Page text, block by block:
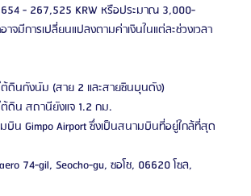
- 267,525 KRW หรือประมาณ 3,000-
าจมีการเปลี่ยนแปลงตามค่าเงินในแต่ละช่วงเวลา
ดินกังนัม (สาย 2 และสายซินบุนดัง)
ดิน สถานียังแจ 1.2 กม.
บิน Gimpo Airport ซึ่งเป็นสนามบินที่อยู่ใกล้ที่สุด
74-gil, Seocho-gu, ซอโช, 06620 โซล,